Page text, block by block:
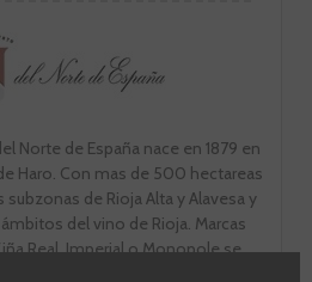
Norte de España nace en 1879 en
Haro. Con mas de 500 hectareas
de Rioja Alta y Alavesa y
del vino de Rioja. Marcas
Real, Imperial o Monopole se